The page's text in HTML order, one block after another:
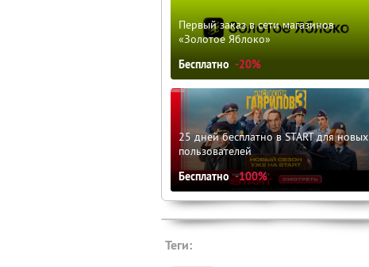
Первый заказ в сети магазинов
«Золотое Яблоко»
Бесплатно -20%
25 дней бесплатно в START для новых
пользователей
Бесплатно -100%
Теги: